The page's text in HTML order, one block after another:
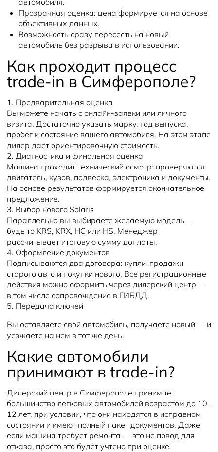
автомобиля.
Прозрачная оценка: цена формируется на основе
объективных данных.
Возможность сразу пересесть на новый
автомобиль без разрыва в использовании.
Как проходит процесс
trade-in в Симферополе?
1. Предварительная оценка
Вы можете начать с онлайн-заявки или личного
визита. Достаточно указать марку, год выпуска,
пробег и состояние вашего автомобиля. На этом этапе
дилер даёт ориентировочную стоимость.
2. Диагностика и финальная оценка
Машина проходит технический осмотр: проверяются
двигатель, кузов, подвеска, электроника и документы.
На основе результатов формируется окончательное
предложение.
3. Выбор нового Solaris
Параллельно вы выбираете желаемую модель —
будь то KRS, KRX, HC или HS. Менеджер
рассчитывает итоговую сумму доплаты.
4. Оформление документов
Подписываются два договора: купли-продажи
старого авто и покупки нового. Все регистрационные
действия можно оформить через дилерский центр —
в том числе сопровождение в ГИБДД.
5. Передача ключей
Вы оставляете свой автомобиль, получаете новый — и
уезжаете на нём в тот же день.
Какие автомобили
принимают в trade-in?
Дилерский центр в Симферополе принимает
большинство легковых автомобилей возрастом до 10–
12 лет, при условии, что они находятся в исправном
состоянии и имеют полный пакет документов. Даже
если машина требует ремонта — это не повод для
отказа, просто это будет учтено при оценке.